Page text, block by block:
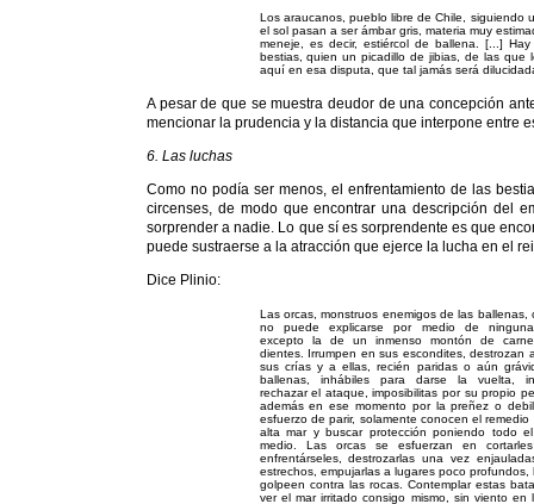
Los araucanos, pueblo libre de Chile, siguiendo
el sol pasan a ser ámbar gris, materia muy
meneje, es decir, estiércol de ballena. [...]
bestias, quien un picadillo de jibias, de las que
aquí en esa disputa, que tal jamás será
A pesar de que se muestra deudor de una concepción
mencionar la prudencia y la distancia que interpone entre
6. Las luchas
Como no podía ser menos, el enfrentamiento de las
circenses, de modo que encontrar una descripción del
sorprender a nadie. Lo que sí es sorprendente es que
puede sustraerse a la atracción que ejerce la lucha en el
Dice Plinio:
Las orcas, monstruos enemigos de las ballenas,
no puede explicarse por medio de ninguna
excepto la de un inmenso montón de
dientes. Irrumpen en sus escondites, destrozan
sus crías y a ellas, recién paridas o aún
ballenas, inhábiles para darse la vuelta,
rechazar el ataque, imposibilitas por su propio
además en ese momento por la preñez o
esfuerzo de parir, solamente conocen el
alta mar y buscar protección poniendo todo
medio. Las orcas se esfuerzan en
enfrentárseles, destrozarlas una vez
estrechos, empujarlas a lugares poco profundos,
golpeen contra las rocas. Contemplar estas
ver el mar irritado consigo mismo, sin viento en